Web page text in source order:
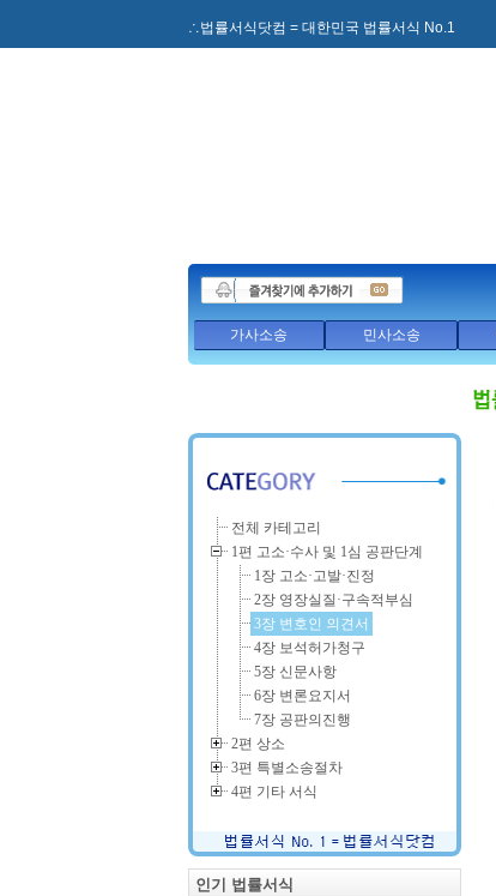
∴법률서식닷컴 = 대한민국 법률서식 No.1
가사소송 민사소송
전체 카테고리
1편 고소·수사 및 1심 공판단계
1장 고소·고발·진정
2장 영장실질·구속적부심
3장 변호인 의견서
4장 보석허가청구
5장 신문사항
6장 변론요지서
7장 공판의진행
2편 상소
3편 특별소송절차
4편 기타 서식
인기 법률서식